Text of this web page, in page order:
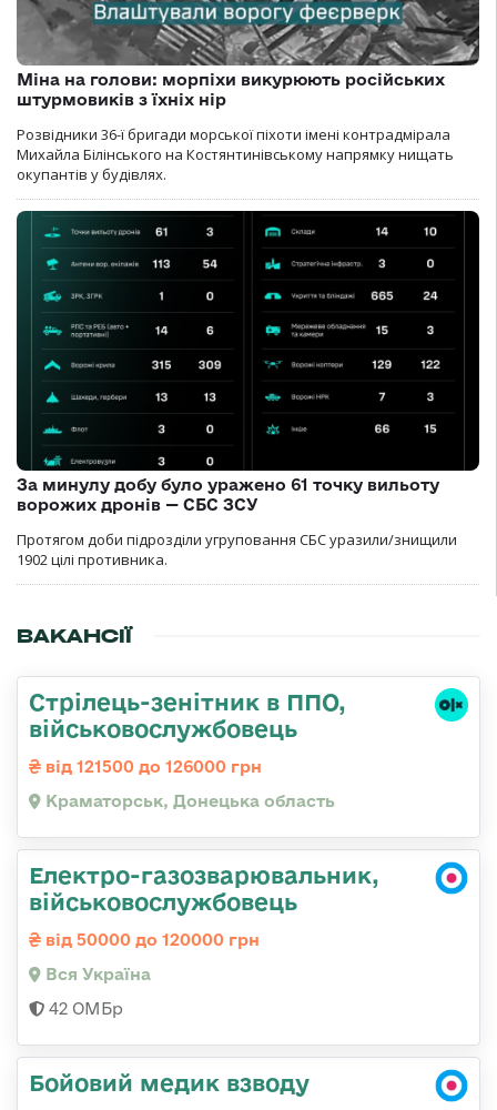
Міна на голови: морпіхи викурюють російських
штурмовиків з їхніх нір
Розвідники 36-ї бригади морської піхоти імені контрадмірала
Михайла Білінського на Костянтинівському напрямку нищать
окупантів у будівлях.
За минулу добу було уражено 61 точку вильоту
ворожих дронів — СБС ЗСУ
Протягом доби підрозділи угруповання СБС уразили/знищили
1902 цілі противника.
ВАКАНСІЇ
Стрілець-зенітник в ППО,
військовослужбовець
від 121500 до 126000 грн
Краматорськ, Донецька область
Електро-газозварювальник,
військовослужбовець
від 50000 до 120000 грн
Вся Україна
42 ОМБр
Бойовий медик взводу